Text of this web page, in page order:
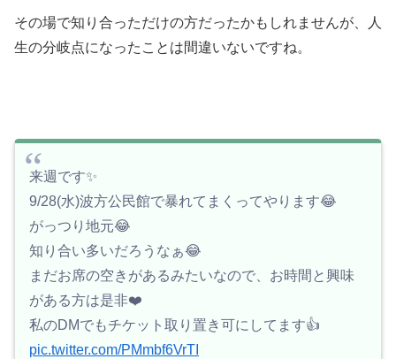
その場で知り合っただけの方だったかもしれませんが、人
生の分岐点になったことは間違いないですね。
来週です✨
9/28(水)波方公民館で暴れてまくってやります😂
がっつり地元😂
知り合い多いだろうなぁ😂
まだお席の空きがあるみたいなので、お時間と興味
がある方は是非❤️
私のDMでもチケット取り置き可にしてます👍
pic.twitter.com/PMmbf6VrTI